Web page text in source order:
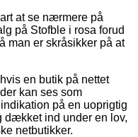
at se nærmere på
på Stofble i rosa forud
man er skråsikker på at
en butik på nettet
kan ses som
på en uoprigtig
dækket ind under en lov,
netbutikker.